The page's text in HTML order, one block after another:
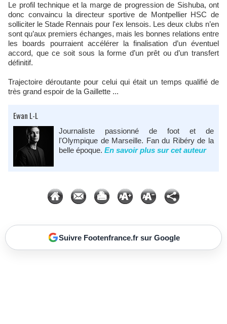
Le profil technique et la marge de progression de Sishuba, ont
donc convaincu la directeur sportive de Montpellier HSC de
solliciter le Stade Rennais pour l'ex lensois. Les deux clubs n’en
sont qu’aux premiers échanges, mais les bonnes relations entre
les boards pourraient accélérer la finalisation d’un éventuel
accord, que ce soit sous la forme d’un prêt ou d’un transfert
définitif.
Trajectoire déroutante pour celui qui était un temps qualifié de
très grand espoir de la Gaillette ...
Ewan L-L
Journaliste passionné de foot et de
l'Olympique de Marseille. Fan du Ribéry de la
belle époque. En savoir plus sur cet auteur
Suivre Footenfrance.fr sur Google